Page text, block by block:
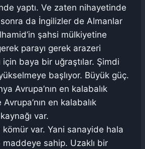
yaptı. Ve zaten nihayetinde
da İngilizler de Almanlar
şahsi mülkiyetine
parayı gerek arazeri
için baya bir uğraştılar. Şimdi
başlıyor. Büyük güç.
Avrupa’nın en kalabalık
en kalabalık
var.
kömür var. Yani sanayide hala
maddeye sahip. Uzaklı bir